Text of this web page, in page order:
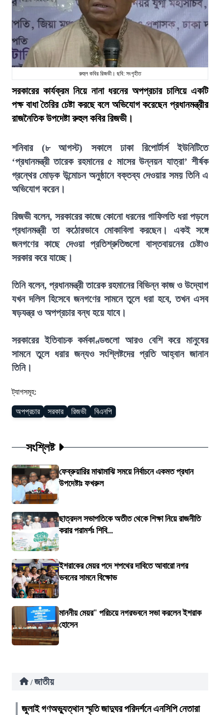
রুহুল কবির রিজভী। ছবি: সংগৃহীত
সরকারের কার্যক্রম নিয়ে নানা ধরনের অপপ্রচার চালিয়ে একটি
পক্ষ বাধা তৈরির চেষ্টা করছে বলে অভিযোগ করেছেন প্রধানমন্ত্রীর
রাজনৈতিক উপদেষ্টা রুহুল কবির রিজভী।
শনিবার (৮ আগস্ট) সকালে ঢাকা রিপোর্টার্স ইউনিটিতে
‘প্রধানমন্ত্রী তারেক রহমানের ৫ মাসের উন্নয়ন যাত্রা’ শীর্ষক
গ্রন্থের মোড়ক উন্মোচন অনুষ্ঠানে বক্তব্য দেওয়ার সময় তিনি এ
অভিযোগ করেন।
রিজভী বলেন, সরকারের কাজে কোনো ধরনের গাফিলতি ধরা পড়লে
প্রধানমন্ত্রী তা কঠোরভাবে মোকাবিলা করছেন। একই সঙ্গে
জনগণের কাছে দেওয়া প্রতিশ্রুতিগুলো বাস্তবায়নের চেষ্টাও
সরকার করে যাচ্ছে।
তিনি বলেন, প্রধানমন্ত্রী তারেক রহমানের বিভিন্ন কাজ ও উদ্যোগ
যখন দলিল হিসেবে জনগণের সামনে তুলে ধরা হবে, তখন এসব
ষড়যন্ত্র ও অপপ্রচার বন্ধ হয়ে যাবে।
সরকারের ইতিবাচক কর্মকাণ্ডগুলো আরও বেশি করে মানুষের
সামনে তুলে ধরার জন্যও সংশ্লিষ্টদের প্রতি আহ্বান জানান
তিনি।
ট্যাগসমূহ:
অপপ্রচার সরকার রিজভী বিএনপি
সংশ্লিষ্ট
ফেব্রুয়ারির মাঝামাঝি সময়ে নির্বাচনে একমত প্রধান
উপদেষ্টাঃ ফখরুল
ছাত্রদল সভাপতিকে অতীত থেকে শিক্ষা নিয়ে রাজনীতি
করার পরামর্শঃ শিবি...
ইশরাকের মেয়র পদে শপথের দাবিতে আবারো নগর
ভবনের সামনে বিক্ষোভ
মাননীয় মেয়র" পরিচয়ে নগরভবনে সভা করলেন ইশরাক
হোসেন
/ জাতীয়
জুলাই গণঅভ্যুত্থান স্মৃতি জাদুঘর পরিদর্শনে এনসিপি নেতারা